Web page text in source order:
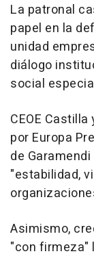
La patronal
papel en la
unidad
diálogo
social
CEOE
por Europa
de
"estabilidad,
Asimismo,
"con firmeza"